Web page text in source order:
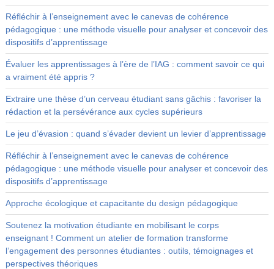
Réfléchir à l’enseignement avec le canevas de cohérence
pédagogique : une méthode visuelle pour analyser et concevoir des
dispositifs d’apprentissage
Évaluer les apprentissages à l’ère de l’IAG : comment savoir ce qui
a vraiment été appris ?
Extraire une thèse d’un cerveau étudiant sans gâchis : favoriser la
rédaction et la persévérance aux cycles supérieurs
Le jeu d’évasion : quand s’évader devient un levier d’apprentissage
Réfléchir à l’enseignement avec le canevas de cohérence
pédagogique : une méthode visuelle pour analyser et concevoir des
dispositifs d’apprentissage
Approche écologique et capacitante du design pédagogique
Soutenez la motivation étudiante en mobilisant le corps
enseignant ! Comment un atelier de formation transforme
l’engagement des personnes étudiantes : outils, témoignages et
perspectives théoriques